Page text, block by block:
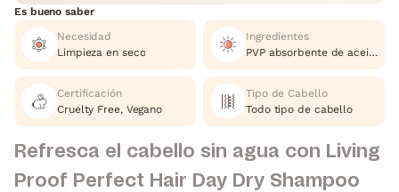
Es bueno saber
Necesidad
Limpieza en seco
Ingredientes
PVP absorbente de aceite
Certificación
Cruelty Free, Vegano
Tipo de Cabello
Todo tipo de cabello
Refresca el cabello sin agua con Living
Proof Perfect Hair Day Dry Shampoo